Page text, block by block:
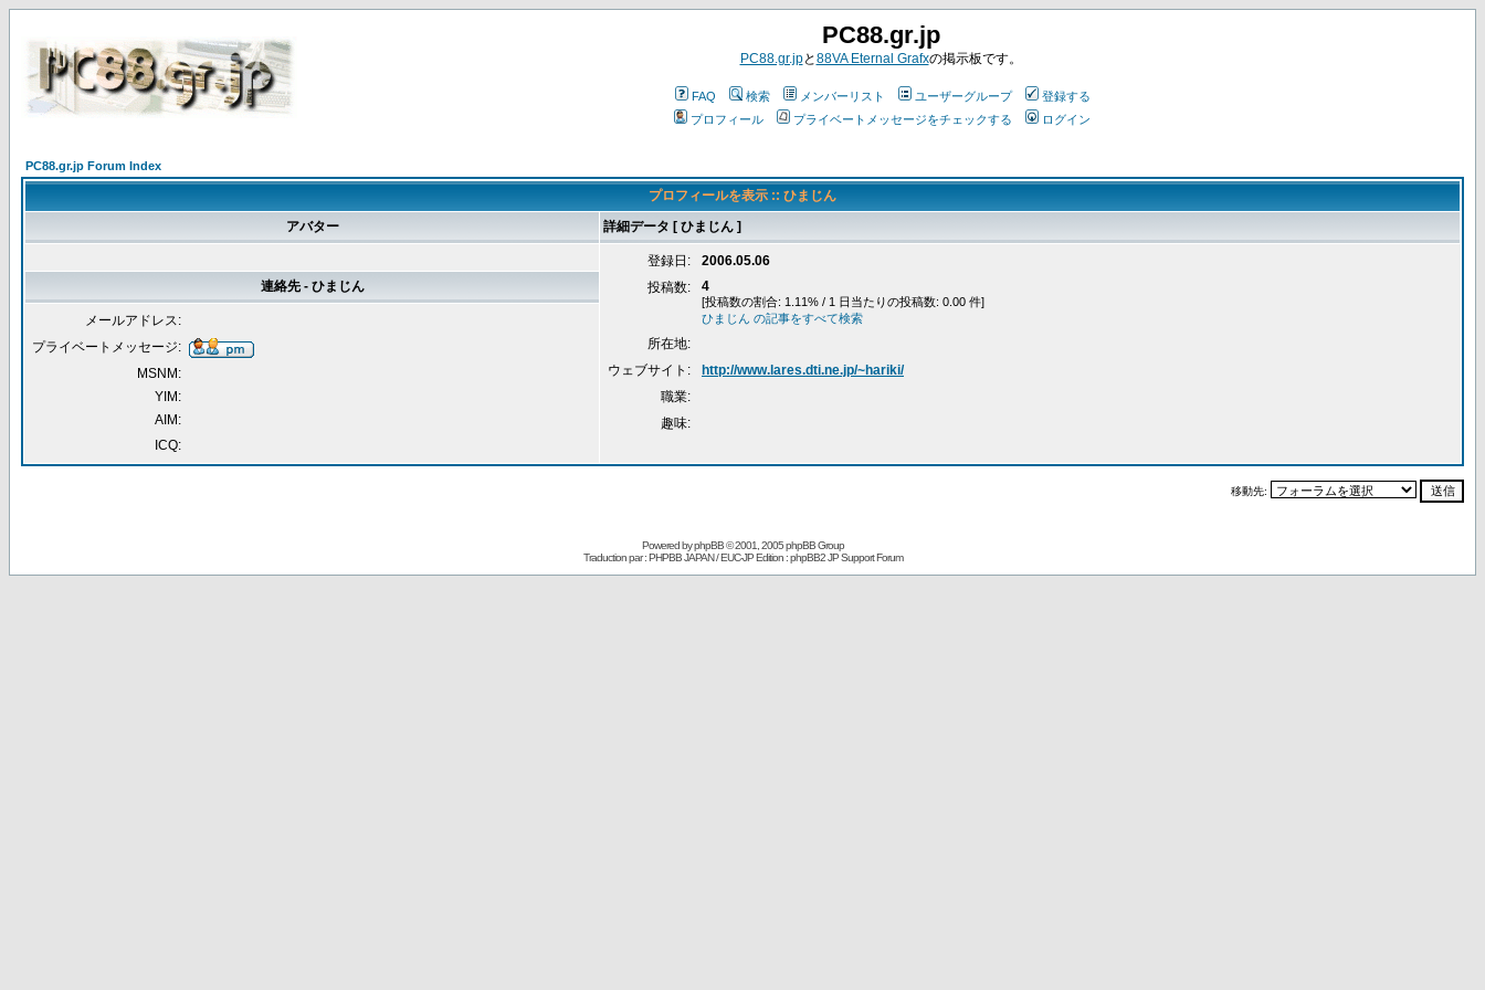
PC88.gr.jp
PC88.gr.jpと88VA Eternal Grafxの掲示板です。
FAQ 検索 メンバーリスト ユーザーグループ
登録する
プロフィール
プライベートメッセージをチェックする ログイン
PC88.gr.jp Forum Index
プロフィールを表示 :: ひまじん
アバター
詳細データ [ ひまじん ]
登録日:
2006.05.06
投稿数:
4
[投稿数の割合: 1.11% / 1 日当たりの投稿数: 0.00 件]
ひまじん の記事をすべて検索
所在地:
ウェブサイト:
http://www.lares.dti.ne.jp/~hariki/
職業:
趣味:
連絡先 - ひまじん
メールアドレス:
プライベートメッセージ:
MSNM:
YIM:
AIM:
ICQ:
移動先:
Powered byphpBB© 2001, 2005 phpBB Group
Traduction par : PHPBB JAPAN / EUC-JP Edition :phpBB2 JP Support Forum